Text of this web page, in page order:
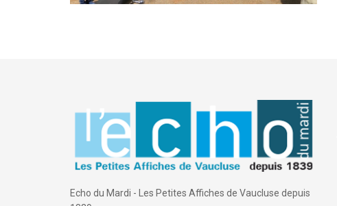
Echo du Mardi - Les Petites Affiches de Vaucluse depuis